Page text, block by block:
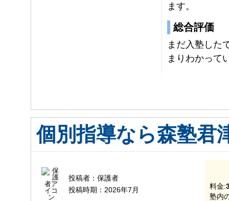
ます。
総合評価
まだ入塾した
まりわかって
個別指導なら森塾君
投稿者： 保護者
投稿時期： 2026年7月 料金:
塾内